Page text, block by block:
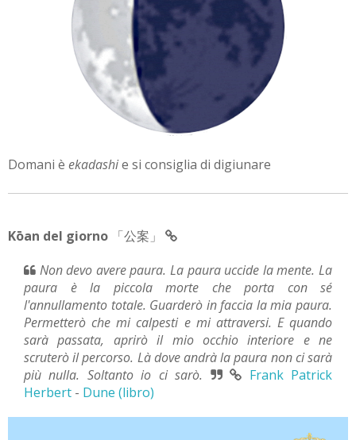
Domani è ekadashie si consiglia di digiunare
Kōan del giorno 「公案」
Non devo avere paura. La paura uccide la mente. La
paura è la piccola morte che porta con sé
l'annullamento totale. Guarderò in faccia la mia paura.
Permetterò che mi calpesti e mi attraversi. E quando
sarà passata, aprirò il mio occhio interiore e ne
scruterò il percorso. Là dove andrà la paura non ci sarà
più nulla. Soltanto io ci sarò.
Frank Patrick
Herbert - Dune (libro)